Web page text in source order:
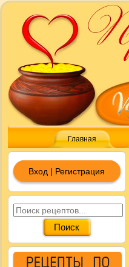
Главная
Вход | Регистрация